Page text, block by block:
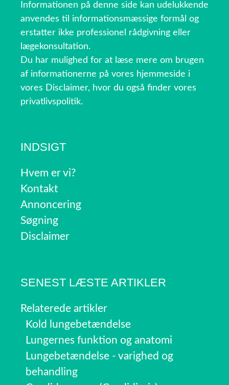
Informationen på denne side kan udelukkende
anvendes til informationsmæssige formål og
erstatter ikke professionel rådgivning eller
lægekonsultation.
Du har mulighed for at læse mere om brugen
af informationerne på vores hjemmeside i
vores Disclaimer, hvor du også finder vores
privatlivspolitik.
INDSIGT
Hvem er vi?
Kontakt
Annoncering
Søgning
Disclaimer
SENEST LÆSTE ARTIKLER
Relaterede artikler
Kold lungebetændelse
Lungernes funktion og anatomi
Lungebetændelse - varighed og
behandling